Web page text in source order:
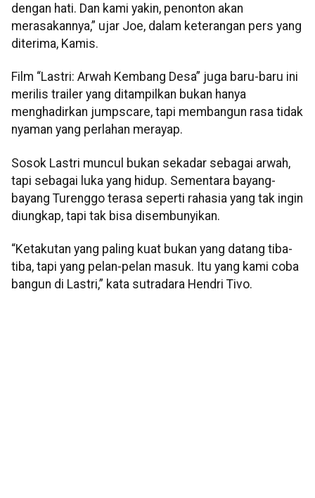
dengan hati. Dan kami yakin, penonton akan
merasakannya,” ujar Joe, dalam keterangan pers yang
diterima, Kamis.
Film “Lastri: Arwah Kembang Desa” juga baru-baru ini
merilis trailer yang ditampilkan bukan hanya
menghadirkan jumpscare, tapi membangun rasa tidak
nyaman yang perlahan merayap.
Sosok Lastri muncul bukan sekadar sebagai arwah,
tapi sebagai luka yang hidup. Sementara bayang-
bayang Turenggo terasa seperti rahasia yang tak ingin
diungkap, tapi tak bisa disembunyikan.
“Ketakutan yang paling kuat bukan yang datang tiba-
tiba, tapi yang pelan-pelan masuk. Itu yang kami coba
bangun di Lastri,” kata sutradara Hendri Tivo.